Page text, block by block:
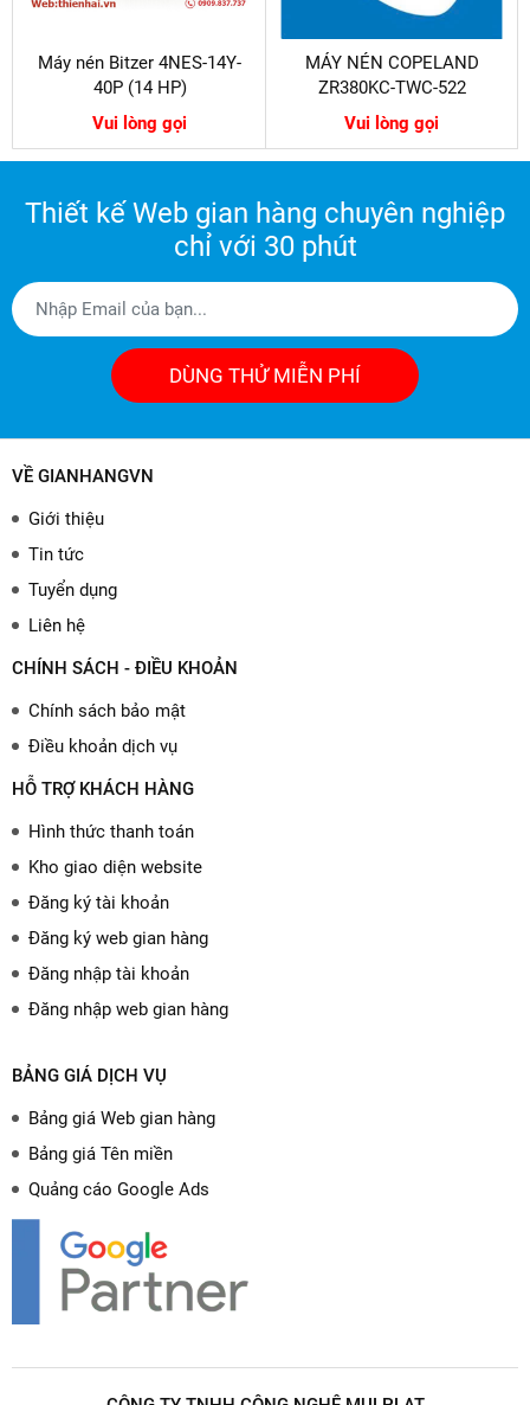
Máy nén Bitzer 4NES-14Y-
40P (14 HP)
Vui lòng gọi
MÁY NÉN COPELAND
ZR380KC-TWC-522
Vui lòng gọi
Thiết kế Web gian hàng chuyên nghiệp
chỉ với 30 phút
DÙNG THỬ MIỄN PHÍ
VỀ GIANHANGVN
Giới thiệu
Tin tức
Tuyển dụng
Liên hệ
CHÍNH SÁCH - ĐIỀU KHOẢN
Chính sách bảo mật
Điều khoản dịch vụ
HỖ TRỢ KHÁCH HÀNG
Hình thức thanh toán
Kho giao diện website
Đăng ký tài khoản
Đăng ký web gian hàng
Đăng nhập tài khoản
Đăng nhập web gian hàng
BẢNG GIÁ DỊCH VỤ
Bảng giá Web gian hàng
Bảng giá Tên miền
Quảng cáo Google Ads